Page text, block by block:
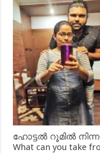
ഹോട്ടൽ റൂമിൽ
What can you take